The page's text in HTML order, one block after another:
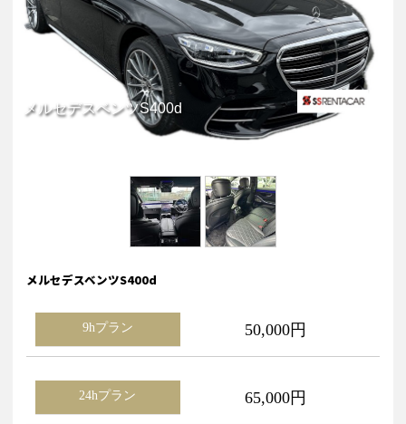
メルセデスベンツS400d
メルセデスベンツS400d
9hプラン 50,000円
24hプラン 65,000円